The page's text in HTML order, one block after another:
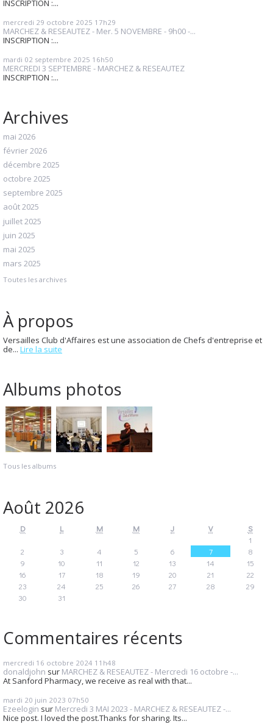
INSCRIPTION :...
mercredi 29 octobre 2025 17h29
MARCHEZ & RESEAUTEZ - Mer. 5 NOVEMBRE - 9h00 -...
INSCRIPTION :...
mardi 02 septembre 2025 16h50
MERCREDI 3 SEPTEMBRE - MARCHEZ & RESEAUTEZ
INSCRIPTION :...
Archives
mai 2026
février 2026
décembre 2025
octobre 2025
septembre 2025
août 2025
juillet 2025
juin 2025
mai 2025
mars 2025
Toutes les archives
À propos
Versailles Club d'Affaires est une association de Chefs d'entreprise et
de... Lire la suite
Albums photos
Tous les albums
Août 2026
D L M M J V
S
1
2
3 4 5 6 7
8
9
10 11 12 13 14
15
16
17 18 19 20 21
22
23
24 25 26 27 28
29
30
31
Commentaires récents
mercredi 16 octobre 2024 11h48
donaldjohn sur MARCHEZ & RESEAUTEZ - Mercredi 16 octobre -...
At Sanford Pharmacy, we receive as real with that...
mardi 20 juin 2023 07h50
Ezeelogin sur Mercredi 3 MAI 2023 - MARCHEZ & RESEAUTEZ -...
Nice post. I loved the post.Thanks for sharing. Its...